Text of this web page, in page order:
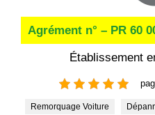
Agrément n° – PR 60
Établissement
Remorquage Voiture